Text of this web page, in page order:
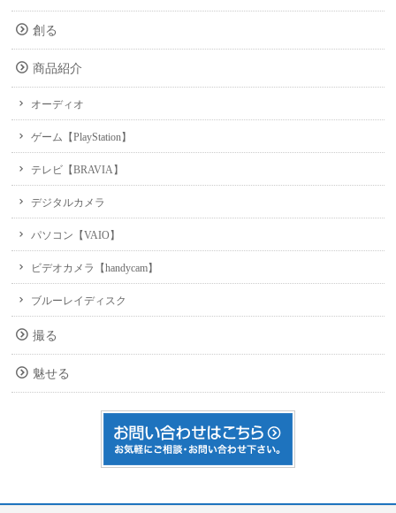
創る
商品紹介
オーディオ
ゲーム【PlayStation】
テレビ【BRAVIA】
デジタルカメラ
パソコン【VAIO】
ビデオカメラ【handycam】
ブルーレイディスク
撮る
魅せる